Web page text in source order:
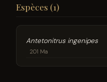
Espèces (1)
Antetonitrus ingenipes
201 Ma